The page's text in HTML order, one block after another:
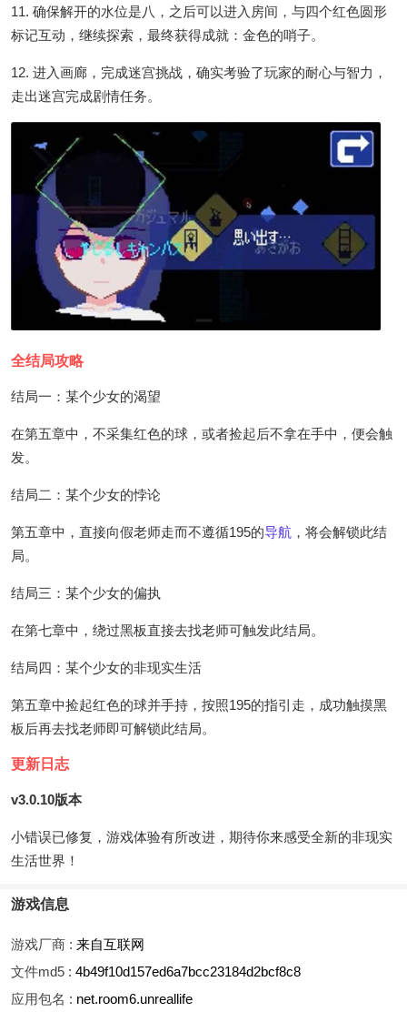
11. 确保解开的水位是八，之后可以进入房间，与四个红色圆形
标记互动，继续探索，最终获得成就：金色的哨子。
12. 进入画廊，完成迷宫挑战，确实考验了玩家的耐心与智力，
走出迷宫完成剧情任务。
全结局攻略
结局一：某个少女的渴望
在第五章中，不采集红色的球，或者捡起后不拿在手中，便会触
发。
结局二：某个少女的悖论
第五章中，直接向假老师走而不遵循195的导航 ，将会解锁此结
局。
结局三：某个少女的偏执
在第七章中，绕过黑板直接去找老师可触发此结局。
结局四：某个少女的非现实生活
第五章中捡起红色的球并手持，按照195的指引走，成功触摸黑
板后再去找老师即可解锁此结局。
更新日志
v3.0.10版本
小错误已修复，游戏体验有所改进，期待你来感受全新的非现实
生活世界！
游戏信息
游戏厂商 : 来自互联网
文件md5 : 4b49f10d157ed6a7bcc23184d2bcf8c8
应用包名 : net.room6.unreallife